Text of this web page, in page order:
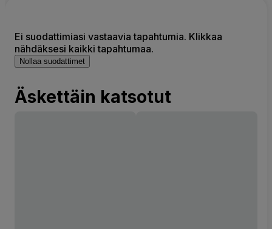
Ei suodattimiasi vastaavia tapahtumia. Klikkaa
nähdäksesi kaikki tapahtumaa.
Nollaa suodattimet
Äskettäin katsotut